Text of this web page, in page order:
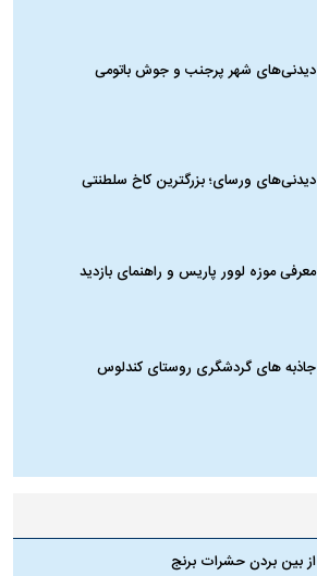
دیدنی‌های شهر پرجنب و جوش باتومی
دیدنی‌های ورسای؛ بزرگترین کاخ سلطنتی
معرفی موزه لوور پاریس و راهنمای بازدید
جاذبه های گردشگری روستای کندلوس
از بین بردن حشرات برنج